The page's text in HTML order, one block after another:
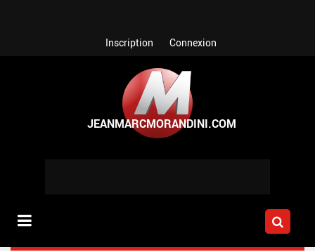
Inscription Connexion